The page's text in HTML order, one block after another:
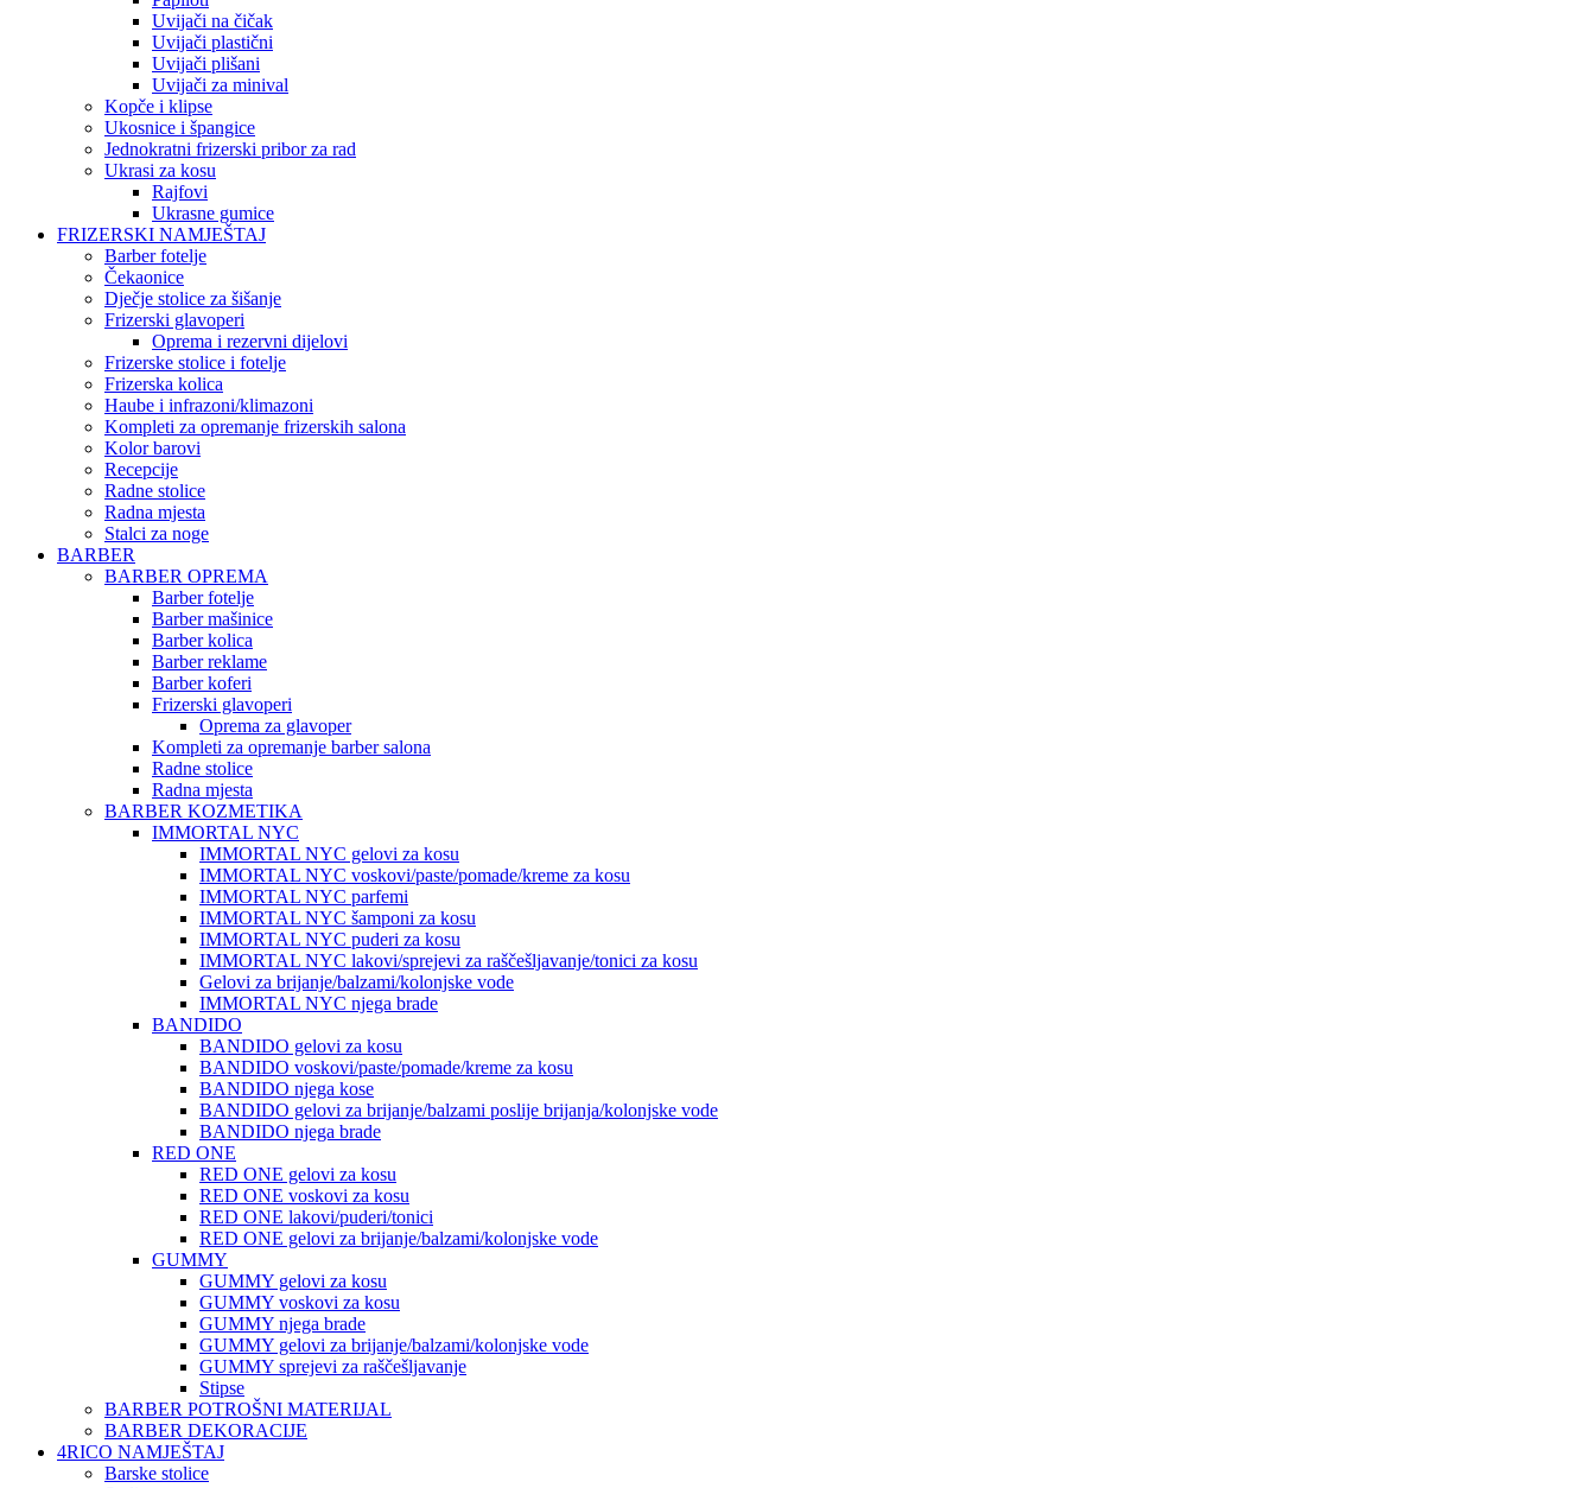
Uvijači na čičak
Uvijači plastični
Uvijači plišani
Uvijači za minival
Kopče i klipse
Ukosnice i špangice
Jednokratni frizerski pribor za rad
Ukrasi za kosu
Rajfovi
Ukrasne gumice
FRIZERSKI NAMJEŠTAJ
Barber fotelje
Čekaonice
Dječje stolice za šišanje
Frizerski glavoperi
Oprema i rezervni dijelovi
Frizerske stolice i fotelje
Frizerska kolica
Haube i infrazoni/klimazoni
Kompleti za opremanje frizerskih salona
Kolor barovi
Recepcije
Radne stolice
Radna mjesta
Stalci za noge
BARBER
BARBER OPREMA
Barber fotelje
Barber mašinice
Barber kolica
Barber reklame
Barber koferi
Frizerski glavoperi
Oprema za glavoper
Kompleti za opremanje barber salona
Radne stolice
Radna mjesta
BARBER KOZMETIKA
IMMORTAL NYC
IMMORTAL NYC gelovi za kosu
IMMORTAL NYC voskovi/paste/pomade/kreme za kosu
IMMORTAL NYC parfemi
IMMORTAL NYC šamponi za kosu
IMMORTAL NYC puderi za kosu
IMMORTAL NYC lakovi/sprejevi za raščešljavanje/tonici za kosu
Gelovi za brijanje/balzami/kolonjske vode
IMMORTAL NYC njega brade
BANDIDO
BANDIDO gelovi za kosu
BANDIDO voskovi/paste/pomade/kreme za kosu
BANDIDO njega kose
BANDIDO gelovi za brijanje/balzami poslije brijanja/kolonjske vode
BANDIDO njega brade
RED ONE
RED ONE gelovi za kosu
RED ONE voskovi za kosu
RED ONE lakovi/puderi/tonici
RED ONE gelovi za brijanje/balzami/kolonjske vode
GUMMY
GUMMY gelovi za kosu
GUMMY voskovi za kosu
GUMMY njega brade
GUMMY gelovi za brijanje/balzami/kolonjske vode
GUMMY sprejevi za raščešljavanje
Stipse
BARBER POTROŠNI MATERIJAL
BARBER DEKORACIJE
4RICO NAMJEŠTAJ
Barske stolice